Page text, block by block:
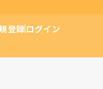
登録ログイン